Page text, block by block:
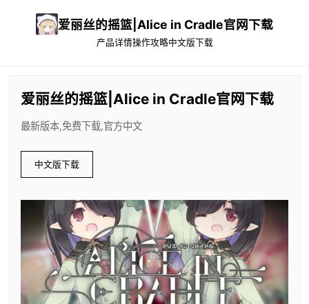
爱丽丝的摇篮|Alice in Cradle官网下载
产品详情操作攻略中文版下载
爱丽丝的摇篮|Alice in Cradle官网下载
最新版本,免费下载,官方中文
中文版下载